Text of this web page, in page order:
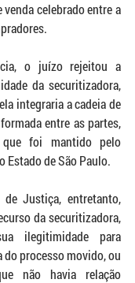
celebrado entre a
o juízo rejeitou a
da securitizadora,
integraria a cadeia de
entre as partes,
que foi mantido pelo
Estado de São Paulo.
Justiça, entretanto,
da securitizadora,
ilegitimidade para
do processo movido, ou
não havia relação